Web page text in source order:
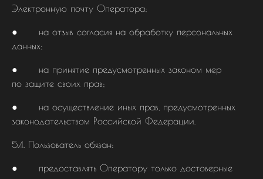
Электронную почту Оператора;
● на отзыв согласия на обработку персональных
данных;
● на принятие предусмотренных законом мер
по защите своих прав;
● на осуществление иных прав, предусмотренных
законодательством Российской Федерации.
5.4. Пользователь обязан:
● предоставлять Оператору только достоверные